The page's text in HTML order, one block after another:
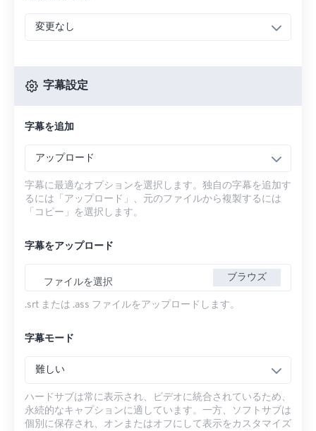
変更なし
字幕設定
字幕を追加
アップロード
字幕に最適なオプションを選択します。独自の字幕を追加す
るには「アップロード」、元のファイルから複製するには
「コピー」を選択します。
字幕をアップロード
ファイルを選択 ブラウズ
.srt または .ass ファイルをアップロードします。
字幕モード
難しい
ハードサブは常に表示され、ビデオに統合されているため、
永続的なキャプションに適しています。一方、ソフトサブは
個別に保存され、オンまたはオフにして表示をカスタマイズ